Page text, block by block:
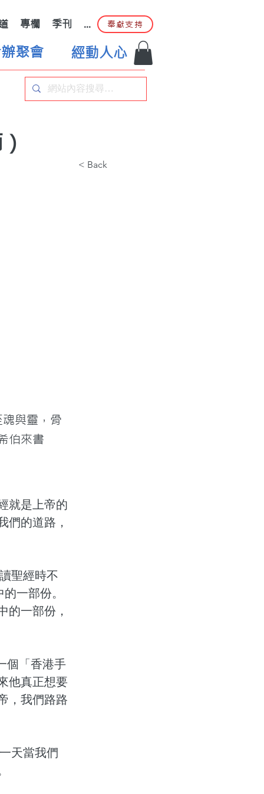
專欄 季刊 ... 奉獻支持
聚會 經動人心
< Back
與靈，骨
伯來書
就是上帝的
們的道路，
聖經時不
一部份。
的一部份，
個「香港手
他真正想要
，我們路路
天當我們